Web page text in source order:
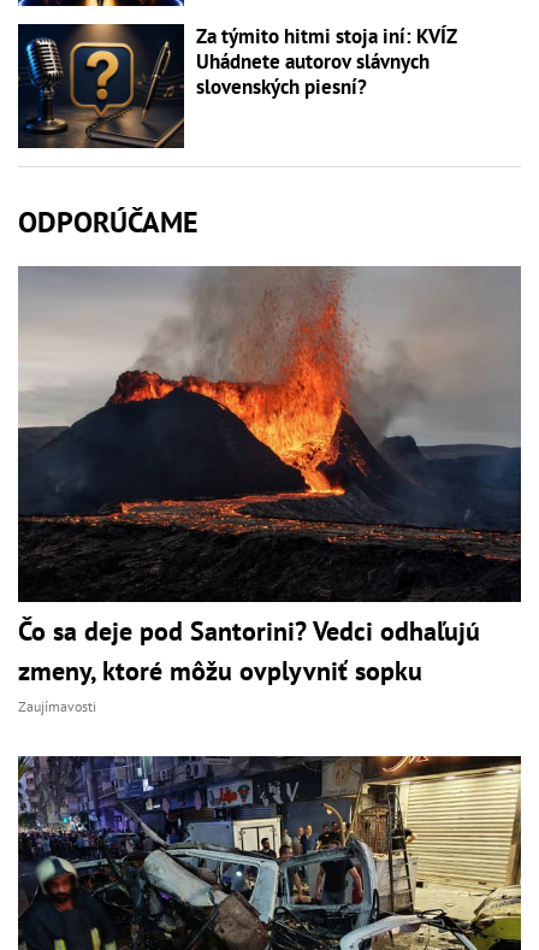
Za týmito hitmi stoja iní: KVÍZ
Uhádnete autorov slávnych
slovenských piesní?
ODPORÚČAME
Čo sa deje pod Santorini? Vedci odhaľujú
zmeny, ktoré môžu ovplyvniť sopku
Zaujímavosti